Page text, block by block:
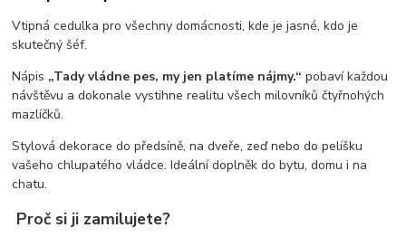
Vtipná cedulka pro všechny domácnosti, kde je jasné, kdo je
skutečný šéf.
Nápis „Tady vládne pes, my jen platíme nájmy.“pobaví každou
návštěvu a dokonale vystihne realitu všech milovníků čtyřnohých
mazlíčků.
Stylová dekorace do předsíně, na dveře, zeď nebo do pelíšku
vašeho chlupatého vládce. Ideální doplněk do bytu, domu i na
chatu.
Proč si ji zamilujete?